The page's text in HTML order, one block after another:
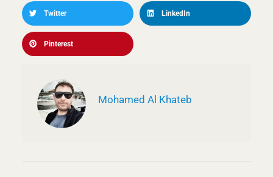
Twitter LinkedIn
Pinterest
Mohamed Al Khateb